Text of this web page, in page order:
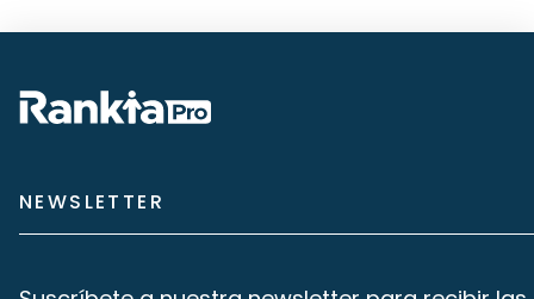
NEWSLETTER